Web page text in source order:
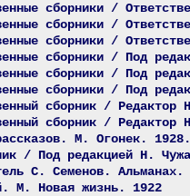
сборники /
сборники /
сборники /
сборники / Под
сборники / Под
сборники / Под
сборник /
сборник /
М. Огонек.
/ Под редакцией Н.
С. Семенов.
М. Новая жизнь. 1922